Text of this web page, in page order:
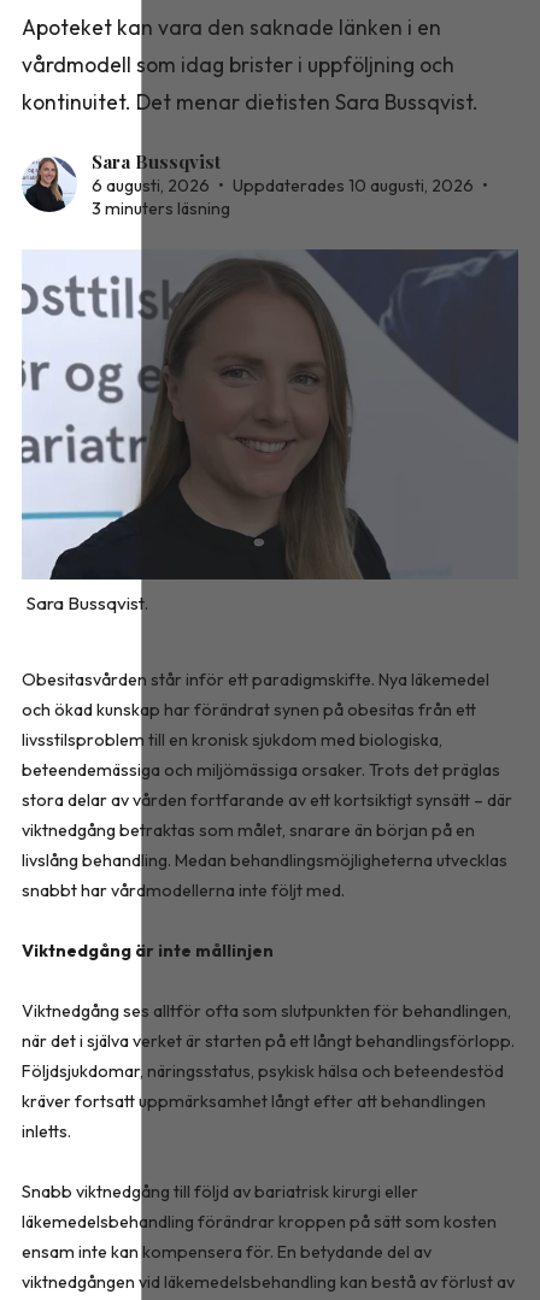
Apoteket kan vara den saknade länken i en
vårdmodell som idag brister i uppföljning och
kontinuitet. Det menar dietisten Sara Bussqvist.
Sara Bussqvist
6 augusti, 2026 • Uppdaterades 10 augusti, 2026 •
3 minuters läsning
Sara Bussqvist.
Obesitasvården står inför ett paradigmskifte. Nya läkemedel
och ökad kunskap har förändrat synen på obesitas från ett
livsstilsproblem till en kronisk sjukdom med biologiska,
beteendemässiga och miljömässiga orsaker. Trots det präglas
stora delar av vården fortfarande av ett kortsiktigt synsätt – där
viktnedgång betraktas som målet, snarare än början på en
livslång behandling. Medan behandlingsmöjligheterna utvecklas
snabbt har vårdmodellerna inte följt med.
Viktnedgång är inte mållinjen
Viktnedgång ses alltför ofta som slutpunkten för behandlingen,
när det i själva verket är starten på ett långt behandlingsförlopp.
Följdsjukdomar, näringsstatus, psykisk hälsa och beteendestöd
kräver fortsatt uppmärksamhet långt efter att behandlingen
inletts.
Snabb viktnedgång till följd av bariatrisk kirurgi eller
läkemedelsbehandling förändrar kroppen på sätt som kosten
ensam inte kan kompensera för. En betydande del av
viktnedgången vid läkemedelsbehandling kan bestå av förlust av